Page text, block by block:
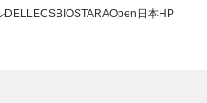
DELLECSBIOSTARAOpen 日本HP